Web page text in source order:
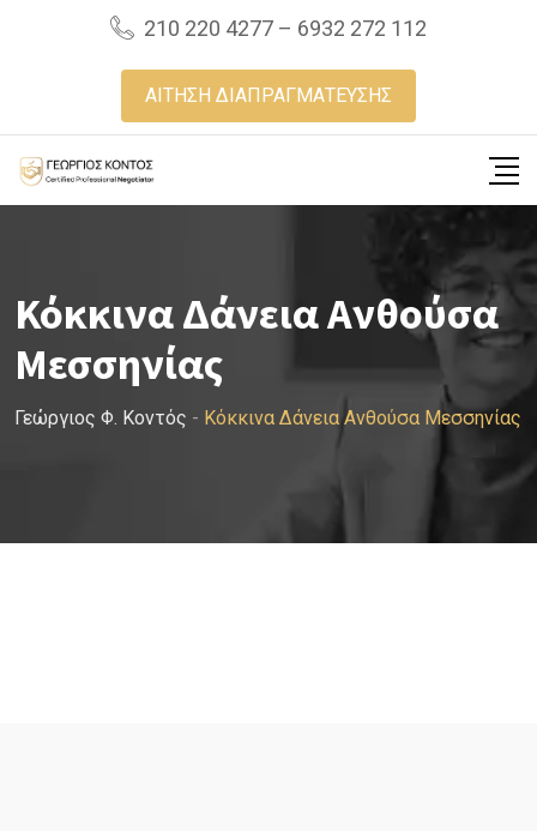
210 220 4277 – 6932 272 112
ΑΙΤΗΣΗ ΔΙΑΠΡΑΓΜΑΤΕΥΣΗΣ
Κόκκινα Δάνεια Ανθούσα
Μεσσηνίας
Γεώργιος Φ. Κοντός - Κόκκινα Δάνεια Ανθούσα Μεσσηνίας